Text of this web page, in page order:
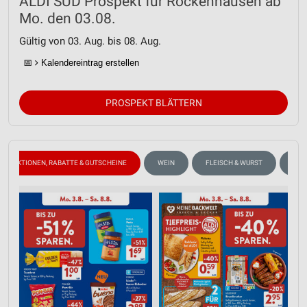
Mo. den 03.08.
Gültig von 03. Aug. bis 08. Aug.
📅 Kalendereintrag erstellen
PROSPEKT BLÄTTERN
AKTIONEN, RABATTE & GUTSCHEINE WEIN FLEISCH & WURST